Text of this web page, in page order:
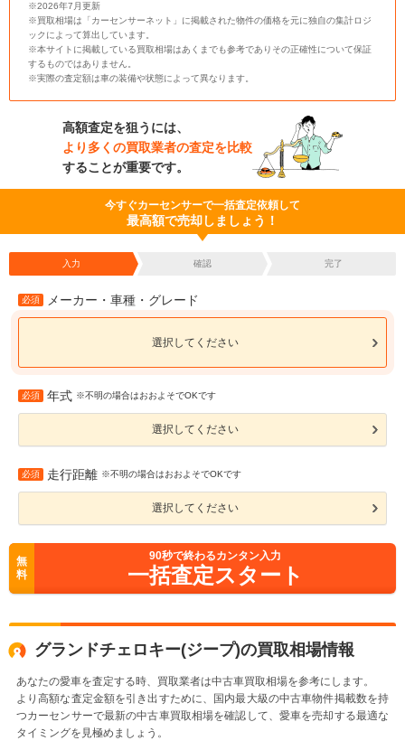
※2026年7月更新
※買取相場は「カーセンサーネット」に掲載された物件の価格を元に独自の集計ロジ
ックによって算出しています。
※本サイトに掲載している買取相場はあくまでも参考でありその正確性について保証
するものではありません。
※実際の査定額は車の装備や状態によって異なります。
高額査定を狙うには、
より多くの買取業者の査定を比較
することが重要です。
今すぐカーセンサーで一括査定依頼して
最高額で売却しましょう！
入力 確認 完了
必須 メーカー・車種・グレード
選択してください
必須 年式 ※不明の場合はおおよそでOKです
選択してください
必須 走行距離 ※不明の場合はおおよそでOKです
選択してください
無
料
90秒で終わるカンタン入力
一括査定スタート
グランドチェロキー(ジープ)の買取相場情報
あなたの愛車を査定する時、買取業者は中古車買取相場を参考にします。
より高額な査定金額を引き出すために、国内最大級の中古車物件掲載数を持
つカーセンサーで最新の中古車買取相場を確認して、愛車を売却する最適な
タイミングを見極めましょう。